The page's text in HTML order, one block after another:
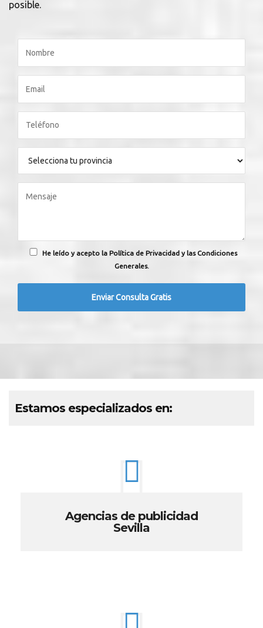
posible.
He leído y acepto la Política de Privacidad y las Condiciones
Generales.
Estamos especializados en:
Agencias de publicidad
Sevilla